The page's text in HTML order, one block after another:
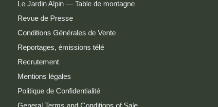
Le Jardin Alpin — Table de montagne
Revue de Presse
Conditions Générales de Vente
Reportages, émissions télé
Recrutement
Mentions légales
Politique de Confidentialité
General Terms and Conditions of Sale